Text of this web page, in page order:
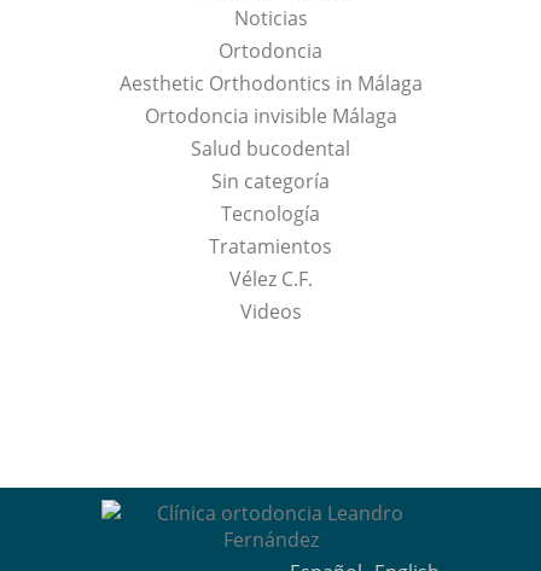
Noticias
Ortodoncia
Aesthetic Orthodontics in Málaga
Ortodoncia invisible Málaga
Salud bucodental
Sin categoría
Tecnología
Tratamientos
Vélez C.F.
Videos